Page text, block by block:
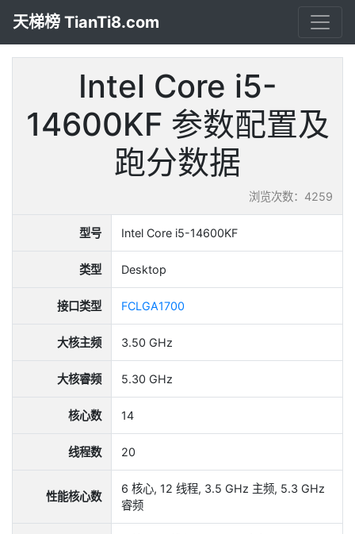
天梯榜 TianTi8.com
Intel Core i5-
14600KF 参数配置及
跑分数据
浏览次数：4259
型号 Intel Core i5-14600KF
类型 Desktop
接口类型 FCLGA1700
大核主频 3.50 GHz
大核睿频 5.30 GHz
核心数 14
线程数 20
性能核心数
6 核心, 12 线程, 3.5 GHz 主频, 5.3 GHz
睿频